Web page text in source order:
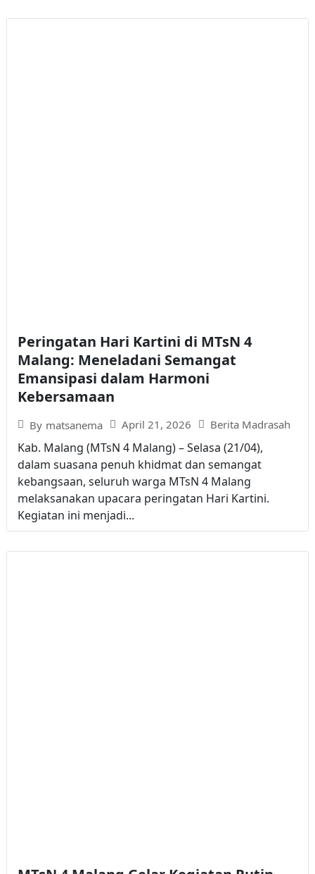
Peringatan Hari Kartini di MTsN 4
Malang: Meneladani Semangat
Emansipasi dalam Harmoni
Kebersamaan
By matsanema April 21, 2026 Berita Madrasah
Kab. Malang (MTsN 4 Malang) – Selasa (21/04),
dalam suasana penuh khidmat dan semangat
kebangsaan, seluruh warga MTsN 4 Malang
melaksanakan upacara peringatan Hari Kartini.
Kegiatan ini menjadi...